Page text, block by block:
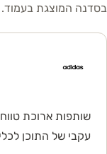
בסדנה המוצגת בעמוד.
שותפות ארוכת
עקבי של התוכן